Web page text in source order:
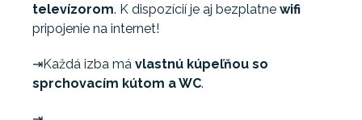
televízorom. K dispozícií je aj bezplatne wifi
pripojenie na internet!
⇥Každá izba má vlastnú kúpeľňou so
sprchovacím kútom a WC.